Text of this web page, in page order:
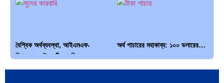
বৈশ্বিক অর্থব্যবস্থা, আইএমএফ-
বিশ্বব্যাংক, ইসলামী ব্যাংকিং…
অর্থ পাচারের মহাকাব্য: ১০০ ডলারের…